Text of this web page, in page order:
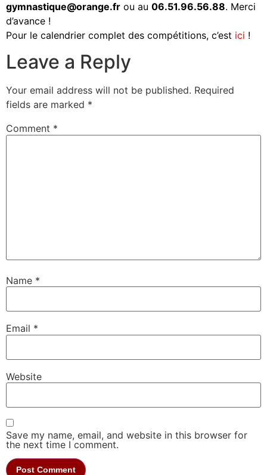
gymnastique@orange.fr ou au 06.51.96.56.88. Merci
d’avance !
Pour le calendrier complet des compétitions, c’est ici !
Leave a Reply
Your email address will not be published. Required
fields are marked *
Comment *
Name *
Email *
Website
Save my name, email, and website in this browser for
the next time I comment.